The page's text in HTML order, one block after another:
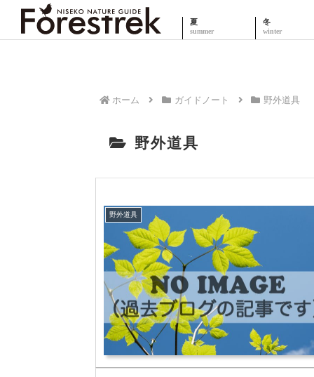
夏 冬
ホーム ガイドノート 野外道具
野外道具
野外道具